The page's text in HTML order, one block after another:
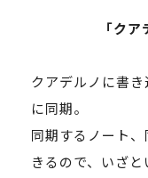
「ク
クアデルノに書
に同期。
同期するノート
きるので、いざ